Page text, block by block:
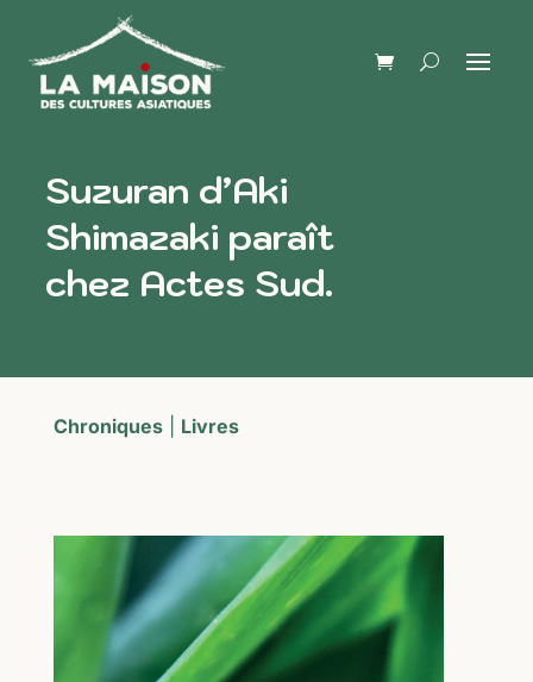
Suzuran d’Aki
Shimazaki paraît
chez Actes Sud.
Chroniques| Livres